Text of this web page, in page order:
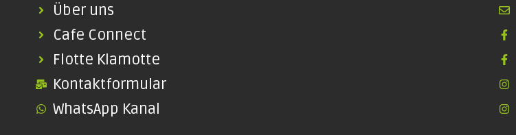
Über uns
Cafe Connect
Flotte Klamotte
Kontaktformular
WhatsApp Kanal